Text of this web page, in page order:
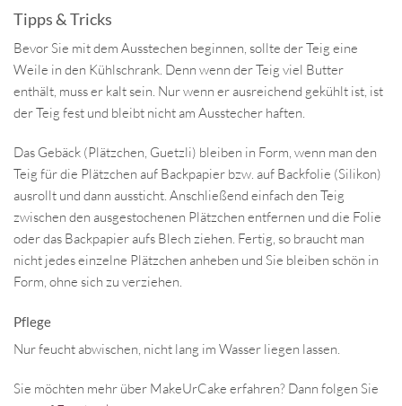
Tipps & Tricks
Bevor Sie mit dem Ausstechen beginnen, sollte der Teig eine
Weile in den Kühlschrank. Denn wenn der Teig viel Butter
enthält, muss er kalt sein. Nur wenn er ausreichend gekühlt ist, ist
der Teig fest und bleibt nicht am Ausstecher haften.
Das Gebäck (Plätzchen, Guetzli) bleiben in Form, wenn man den
Teig für die Plätzchen auf Backpapier bzw. auf Backfolie (Silikon)
ausrollt und dann aussticht. Anschließend einfach den Teig
zwischen den ausgestochenen Plätzchen entfernen und die Folie
oder das Backpapier aufs Blech ziehen. Fertig, so braucht man
nicht jedes einzelne Plätzchen anheben und Sie bleiben schön in
Form, ohne sich zu verziehen.
Pflege
Nur feucht abwischen, nicht lang im Wasser liegen lassen.
Sie möchten mehr über MakeUrCake erfahren? Dann folgen Sie